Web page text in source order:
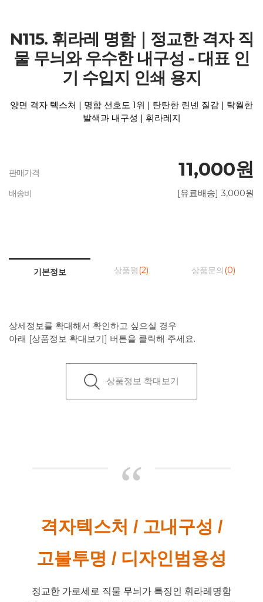
N115. 휘라레 명함｜정교한 격자 직
물 무늬와 우수한 내구성 - 대표 인
기 수입지 인쇄 용지
양면 격자 텍스처 | 명함 선호도 1위 | 탄탄한 린넨 질감 | 탁월한
발색과 내구성 | 휘라레지
판매가격 11,000원
배송비 [유료배송] 3,000원
기본정보 상품평 (2) 상품문의 (0)
상세정보를 확대해서 확인하고 싶으실 경우
아래 [상품정보 확대보기] 버튼을 클릭해 주세요.
상품정보 확대보기
“
격자텍스처 / 고내구성 /
고불투명 / 디자인범용성
정교한 가로세로 직물 무늬가 특징인 휘라레명함